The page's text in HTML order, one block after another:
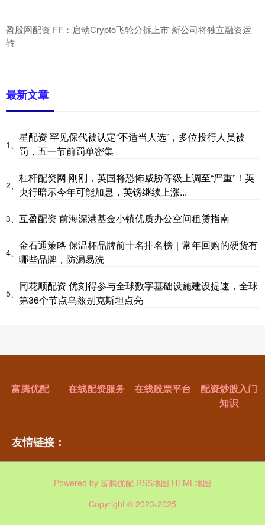
盈股网配资 FF：启动Crypto飞轮分拆上市 新公司将独立融资运
转
最新文章
1、
星配资 罕见保代被认定“不适当人选”，多位投行人员被
罚，五一节前罚单密集
2、
杠杆配资网 刚刚，英国将恐怖威胁等级上调至“严重”！英
央行暗示今年可能加息，英镑继续上涨...
3、 互盈配资 前海深港基金小镇优质办公空间租赁指南
4、
金石通策略 保温杯品牌前十名排名榜｜常年回购的硬货有
哪些品牌，防漏易洗
5、
同花顺配资 优刻得参与全球数字基础设施建设提速，全球
第36个节点乌兹别克斯坦点亮
富腾优配 在线配资服务 在线股票平台
配资炒股入门
知识
友情链接：
Powered by 富腾优配 RSS地图 HTML地图
Copyright © 2023-2025